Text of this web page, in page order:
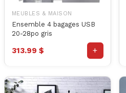
MEUBLES & MAISON
Ensemble 4 bagages USB
20-28po gris
313.99 $ +